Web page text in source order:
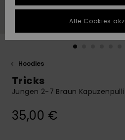
um die
schnellste
Antwort auf
Finden Sie
Antworten auf
QUIKSILVER APP
WUNSCHLISTE
Hoodies
Tricks
Jungen 2-7 Braun Kapuzenpulli
35,00 €
Alle Cookies